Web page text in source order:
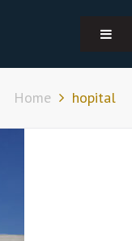
Home hopital